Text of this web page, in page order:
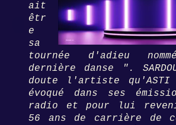
ait
êtr
e
sa
tournée d'adieu
dernière danse ".
doute l'artiste
évoqué dans ses
radio et pour lui
56 ans de carrière de